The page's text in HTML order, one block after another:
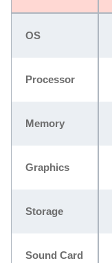
OS
Processor
Memory
Graphics
Storage
Sound Card